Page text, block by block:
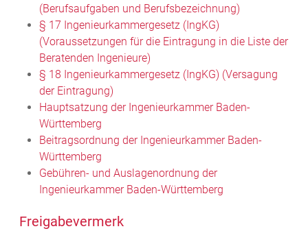
(Berufsaufgaben und Berufsbezeichnung)
§ 17 Ingenieurkammergesetz (IngKG)
(Voraussetzungen für die Eintragung in die Liste der
Beratenden Ingenieure)
§ 18 Ingenieurkammergesetz (IngKG) (Versagung
der Eintragung)
Hauptsatzung der Ingenieurkammer Baden-
Württemberg
Beitragsordnung der Ingenieurkammer Baden-
Württemberg
Gebühren- und Auslagenordnung der
Ingenieurkammer Baden-Württemberg
Freigabevermerk